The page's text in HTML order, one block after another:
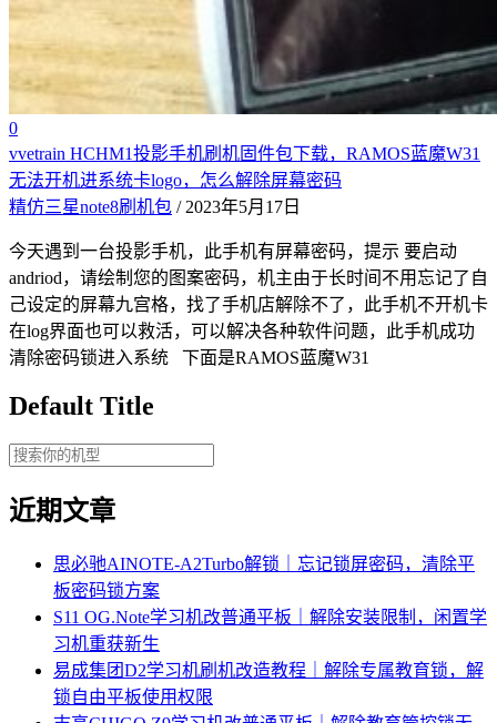
0
vvetrain HCHM1投影手机刷机固件包下载，RAMOS蓝魔W31
无法开机进系统卡logo，怎么解除屏幕密码
精仿三星note8刷机包 / 2023年5月17日
今天遇到一台投影手机，此手机有屏幕密码，提示 要启动
andriod，请绘制您的图案密码，机主由于长时间不用忘记了自
己设定的屏幕九宫格，找了手机店解除不了，此手机不开机卡
在log界面也可以救活，可以解决各种软件问题，此手机成功
清除密码锁进入系统 下面是RAMOS蓝魔W31
Default Title
近期文章
思必驰AINOTE‑A2Turbo解锁｜忘记锁屏密码，清除平
板密码锁方案
S11 OG.Note学习机改普通平板｜解除安装限制，闲置学
习机重获新生
易成集团D2学习机刷机改造教程｜解除专属教育锁，解
锁自由平板使用权限